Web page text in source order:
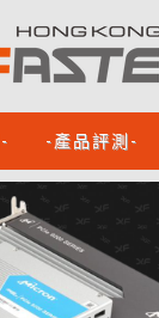
-產品評測-